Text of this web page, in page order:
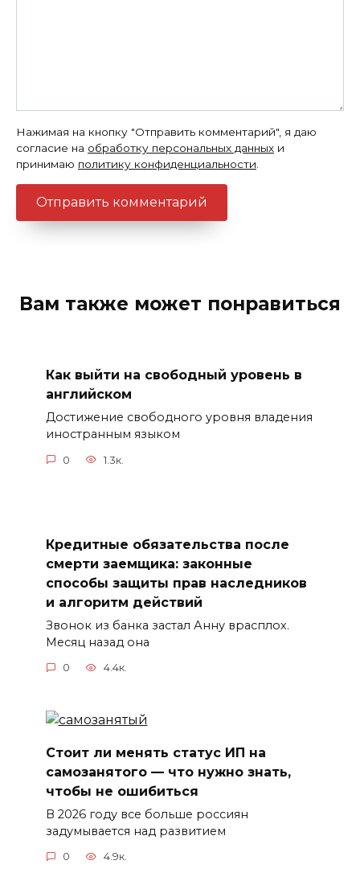
Нажимая на кнопку "Отправить комментарий", я даю
согласие на обработку персональных данных и
принимаю политику конфиденциальности.
Вам также может понравиться
Как выйти на свободный уровень в
английском
Достижение свободного уровня владения
иностранным языком
0 1.3к.
Кредитные обязательства после
смерти заемщика: законные
способы защиты прав наследников
и алгоритм действий
Звонок из банка застал Анну врасплох.
Месяц назад она
0 4.4к.
Стоит ли менять статус ИП на
самозанятого — что нужно знать,
чтобы не ошибиться
В 2026 году все больше россиян
задумывается над развитием
0 4.9к.